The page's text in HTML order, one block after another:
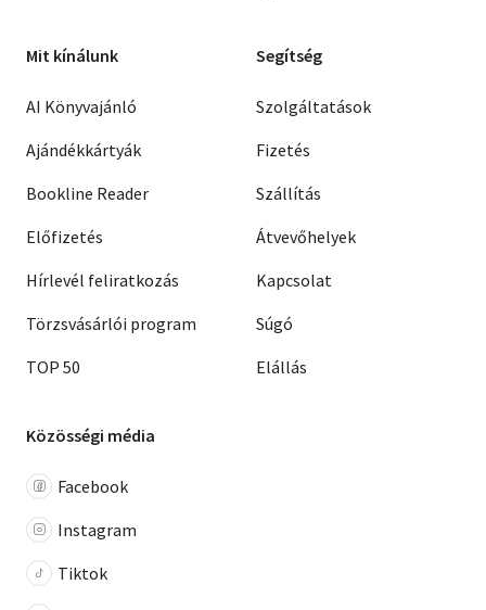
Mit kínálunk
AI Könyvajánló
Ajándékkártyák
Bookline Reader
Előfizetés
Hírlevél feliratkozás
Törzsvásárlói program
TOP 50
Segítség
Szolgáltatások
Fizetés
Szállítás
Átvevőhelyek
Kapcsolat
Súgó
Elállás
Közösségi média
Facebook
Instagram
Tiktok